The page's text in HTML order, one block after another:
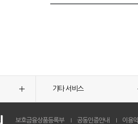
기타 서비스
보호금융상품등록부 공동인증안내 이용